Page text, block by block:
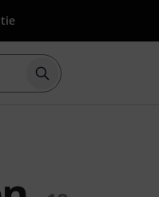
Suche mit